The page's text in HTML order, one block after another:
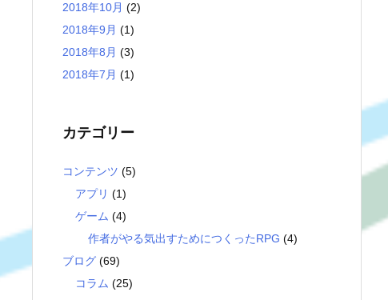
2018年10月 (2)
2018年9月 (1)
2018年8月 (3)
2018年7月 (1)
カテゴリー
コンテンツ (5)
アプリ (1)
ゲーム (4)
作者がやる気出すためにつくったRPG (4)
ブログ (69)
コラム (25)